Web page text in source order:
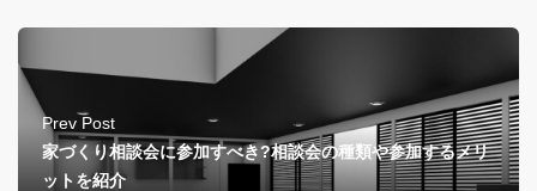
Prev Post
家づくり相談会に参加すべき?相談会の種類や参加するメリ
ットを紹介